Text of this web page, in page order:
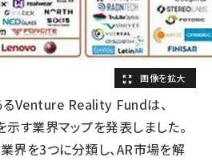
るVenture Reality Fundは、
す業界マップを発表しました。
界を3つに分類し、AR市場を解